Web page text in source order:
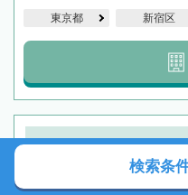
東京都 新宿区
【麹町徒歩1分】不動産
検索条